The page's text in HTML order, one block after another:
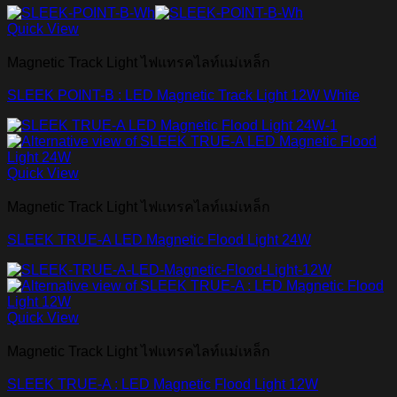
Quick View
Magnetic Track Light ไฟแทรคไลท์แม่เหล็ก
SLEEK POINT-B : LED Magnetic Track Light 12W White
Quick View
Magnetic Track Light ไฟแทรคไลท์แม่เหล็ก
SLEEK TRUE-A LED Magnetic Flood Light 24W
Quick View
Magnetic Track Light ไฟแทรคไลท์แม่เหล็ก
SLEEK TRUE-A : LED Magnetic Flood Light 12W